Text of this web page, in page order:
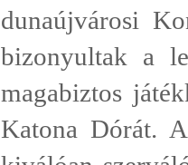
dunaújvárosi
bizonyultak a
magabiztos
Katona Dórát.